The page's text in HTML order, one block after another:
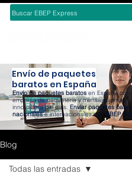
Envío de paquetes
baratos en España
Envío de paquetes baratos en España con
empresa de paquetería y mensajería más
innovadora del país. Enviar paquetes
nacionalese internacionales con EBEP
Blog
Todas las entradas